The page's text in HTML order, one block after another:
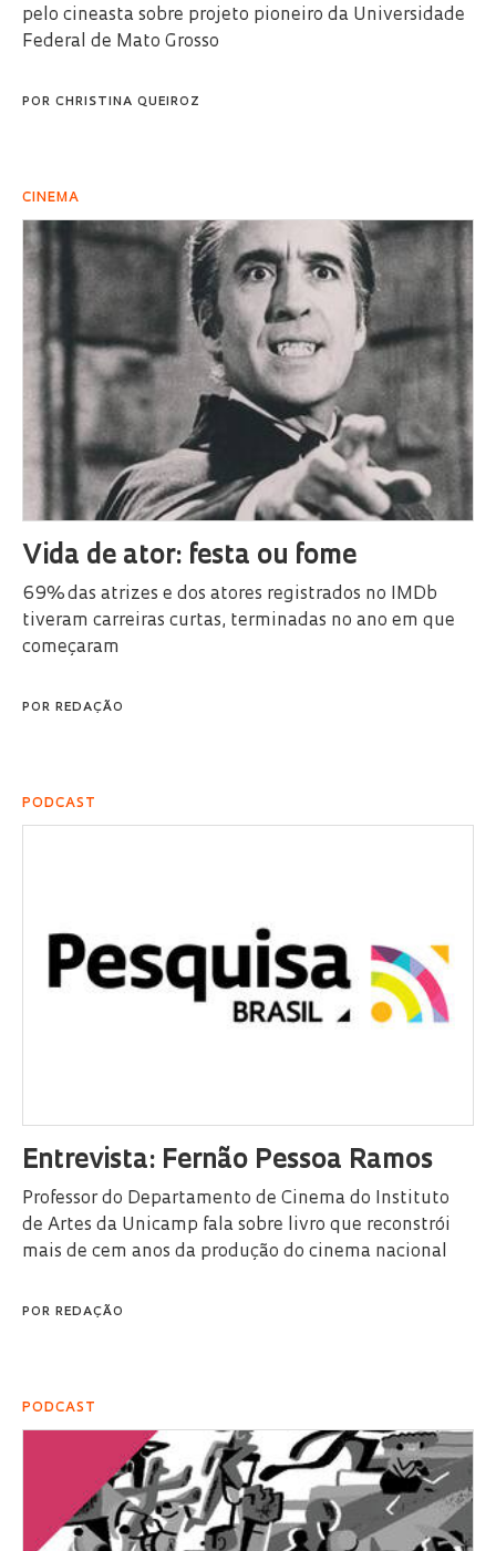
pelo cineasta sobre projeto pioneiro da Universidade
Federal de Mato Grosso
POR CHRISTINA QUEIROZ
CINEMA
Vida de ator: festa ou fome
69% das atrizes e dos atores registrados no IMDb
tiveram carreiras curtas, terminadas no ano em que
começaram
POR REDAÇÃO
PODCAST
Entrevista: Fernão Pessoa Ramos
Professor do Departamento de Cinema do Instituto
de Artes da Unicamp fala sobre livro que reconstrói
mais de cem anos da produção do cinema nacional
POR REDAÇÃO
PODCAST